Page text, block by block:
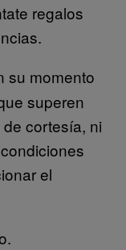
regalos
su momento
superen
cortesía, ni
el